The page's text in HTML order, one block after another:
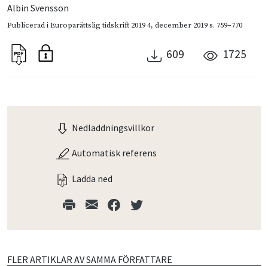
Albin Svensson
Publicerad iEuroparättslig tidskrift 2019 4, december 2019s. 759–770
609 1725
Nedladdningsvillkor
Automatisk referens
Ladda ned
FLER ARTIKLAR AV SAMMA FÖRFATTARE